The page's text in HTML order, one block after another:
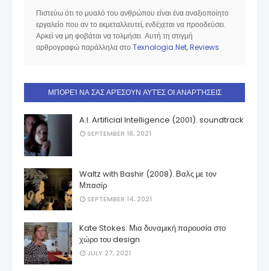
Πιστεύω ότι το μυαλό του ανθρώπου είναι ένα αναξιοποίητο
εργαλείο που αν το εκμεταλλευτεί, ενδέχεται να προοδεύσει.
Αρκεί να μη φοβάται να τολμήσει. Αυτή τη στιγμή
αρθρογραφώ παράλληλα στο Texnologia.Net,Reviews
ΜΠΟΡΕΊ ΝΑ ΣΑΣ ΑΡΈΣΟΥΝ ΑΥΤΈΣ ΟΙ ΑΝΑΡΤΉΣΕΙΣ
A.I. Artificial Intelligence (2001). soundtrack
SEPTEMBER 18, 2021
Waltz with Bashir (2008). Βαλς με τον
Μπασίρ
SEPTEMBER 14, 2021
Kate Stokes: Μια δυναμική παρουσία στο
χώρο του design
JULY 27, 2021